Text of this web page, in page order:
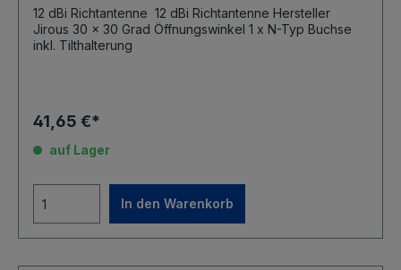
12 dBi Richtantenne 12 dBi Richtantenne Hersteller
Jirous 30 x 30 Grad Öffnungswinkel 1 x N-Typ Buchse
41,65 €*
auf Lager
In den Warenkorb